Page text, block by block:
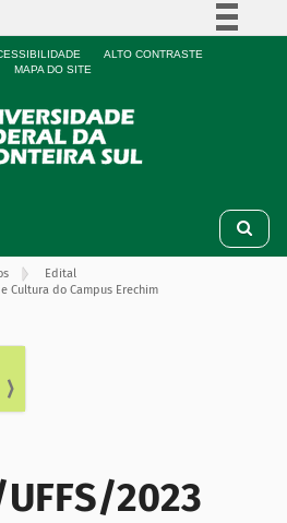
Simplifique!
Participe
Acesso à informação
ALTO CONTRASTE
MAPA DO SITE
Edital
Cultura do Campus Erechim
2023